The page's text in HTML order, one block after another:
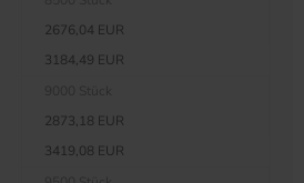
2676,04 EUR
3184,49 EUR
2873,18 EUR
3419,08 EUR